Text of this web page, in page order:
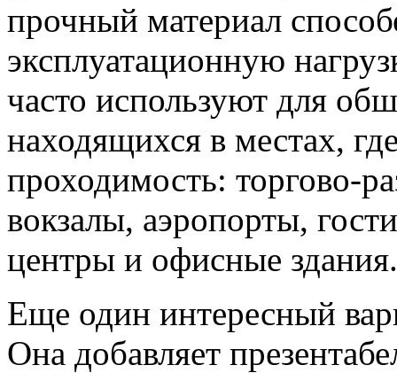
прочный материал
эксплуатационную
часто используют для
находящихся в местах,
проходимость: торгово-
вокзалы, аэропорты,
центры и офисные здания.
Еще один интересный
Она добавляет